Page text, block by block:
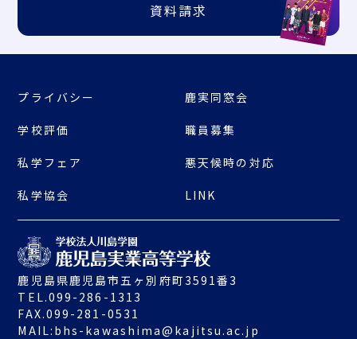
資料請求
鹿児島県鹿児島市五ヶ別府町3591番3
TEL.099-286-1313
FAX.099-281-0531
MAIL: bhs-kawashima@kajitsu.ac.jp
プライバシー 鹿実同窓会
学校評価 職員募集
私学フェア 悪天候時の対応
私学協会 LINK